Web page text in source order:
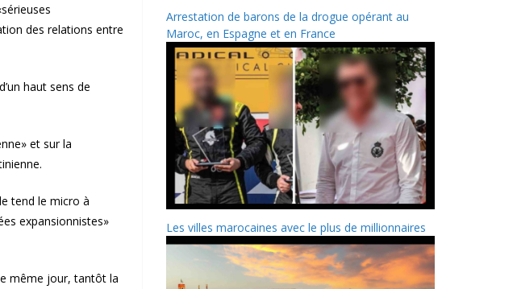
des relations entre
haut sens de
et sur la
tend le micro à
expansionnistes»
même jour, tantôt la
Arrestation de barons de la drogue opérant au
Maroc, en Espagne et en France
Les villes marocaines avec le plus de millionnaires